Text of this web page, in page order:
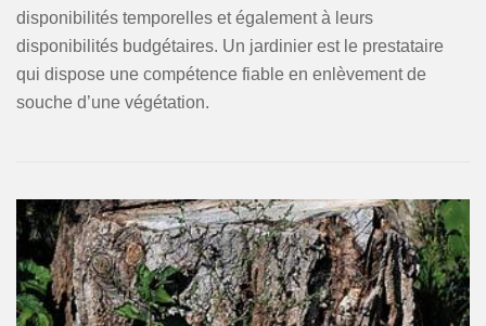
disponibilités temporelles et également à leurs
disponibilités budgétaires. Un jardinier est le prestataire
qui dispose une compétence fiable en enlèvement de
souche d’une végétation.